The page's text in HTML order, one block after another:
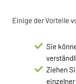
Einige der Vorteile
Sie
Ziehen